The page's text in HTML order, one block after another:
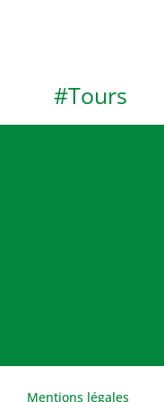
#Tours
Mentions légales